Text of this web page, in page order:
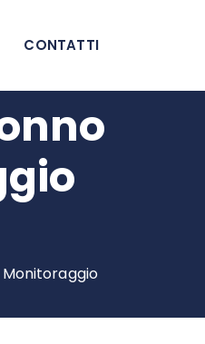
CONTATTI
Monitoraggio